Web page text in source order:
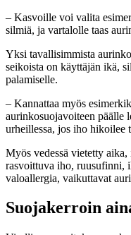
– Kasvoille voi valita
silmiä, ja vartalolle taas
Yksi tavallisimmista
seikoista on käyttäjän ikä,
palamiselle.
– Kannattaa myös
aurinkosuojavoiteen päälle
urheillessa, jos iho hikoilee
Myös vedessä vietetty
rasvoittuva iho, ruusufinni,
valoallergia, vaikuttavat
Suojakerroin